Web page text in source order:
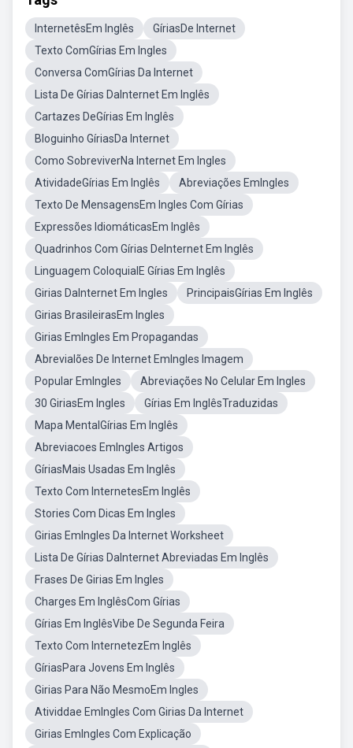
InternetêsEm Inglês
GíriasDe Internet
Texto ComGírias Em Ingles
Conversa ComGírias Da Internet
Lista De Gírias DaInternet Em Inglês
Cartazes DeGírias Em Inglês
Bloguinho GíriasDa Internet
Como SobreviverNa Internet Em Ingles
AtividadeGírias Em Inglês
Abreviações EmIngles
Texto De MensagensEm Ingles Com Gírias
Expressões IdiomáticasEm Inglês
Quadrinhos Com Gírias DeInternet Em Inglês
Linguagem ColoquialE Gírias Em Inglês
Girias DaInternet Em Ingles
PrincipaisGírias Em Inglês
Girias BrasileirasEm Ingles
Girias EmIngles Em Propagandas
Abrevialões De Internet EmIngles Imagem
Popular EmIngles
Abreviações No Celular Em Ingles
30 GiriasEm Ingles
Gírias Em InglêsTraduzidas
Mapa MentalGírias Em Inglês
Abreviacoes EmIngles Artigos
GíriasMais Usadas Em Inglês
Texto Com InternetesEm Inglês
Stories Com Dicas Em Ingles
Girias EmIngles Da Internet Worksheet
Lista De Gírias DaInternet Abreviadas Em Inglês
Frases De Girias Em Ingles
Charges Em InglêsCom Gírias
Gírias Em InglêsVibe De Segunda Feira
Texto Com InternetezEm Inglês
GíriasPara Jovens Em Inglês
Girias Para Não MesmoEm Ingles
Atividdae EmIngles Com Girias Da Internet
Girias EmIngles Com Explicação